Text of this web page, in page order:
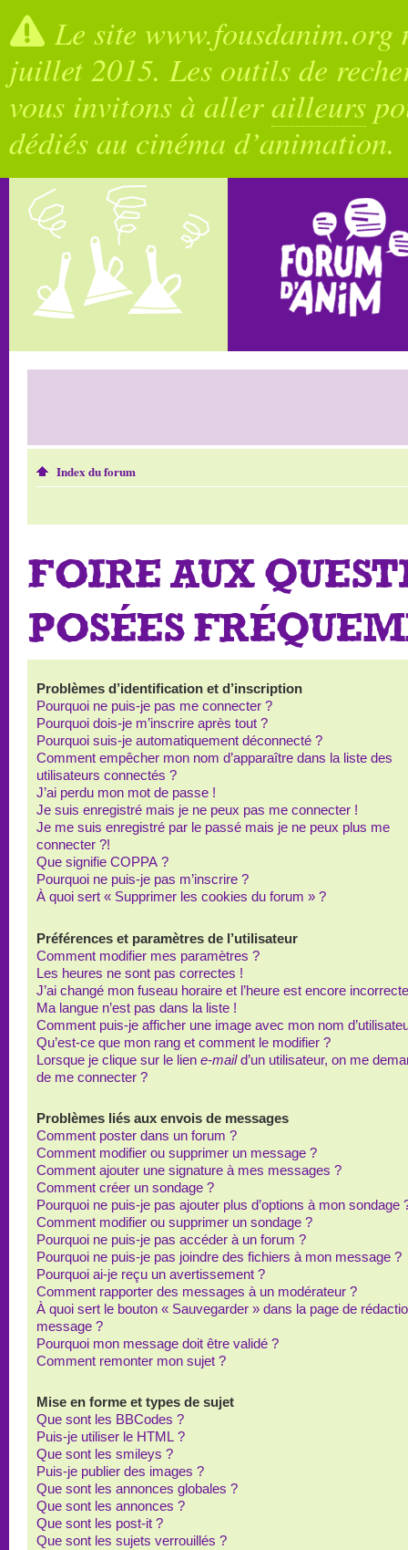
Le site
juillet 2015. Les outils de
vous invitons à allerailleurs
dédiés au cinéma d’animation.
Index du forum
FOIRE AUX
POSÉES
Problèmes d’identification et d’inscription
Pourquoi ne puis-je pas me connecter ?
Pourquoi dois-je m’inscrire après tout ?
Pourquoi suis-je automatiquement déconnecté ?
Comment empêcher mon nom d’apparaître dans la liste des
utilisateurs connectés ?
J’ai perdu mon mot de passe !
Je suis enregistré mais je ne peux pas me connecter !
Je me suis enregistré par le passé mais je ne peux plus me
connecter ?!
Que signifie COPPA ?
Pourquoi ne puis-je pas m’inscrire ?
À quoi sert « Supprimer les cookies du forum » ?
Préférences et paramètres de l’utilisateur
Comment modifier mes paramètres ?
Les heures ne sont pas correctes !
J’ai changé mon fuseau horaire et l’heure est encore
Ma langue n’est pas dans la liste !
Comment puis-je afficher une image avec mon nom
Qu’est-ce que mon rang et comment le modifier ?
Lorsque je clique sur le lien e-maild’un utilisateur, on me
de me connecter ?
Problèmes liés aux envois de messages
Comment poster dans un forum ?
Comment modifier ou supprimer un message ?
Comment ajouter une signature à mes messages ?
Comment créer un sondage ?
Pourquoi ne puis-je pas ajouter plus d’options à mon sondage
Comment modifier ou supprimer un sondage ?
Pourquoi ne puis-je pas accéder à un forum ?
Pourquoi ne puis-je pas joindre des fichiers à mon message ?
Pourquoi ai-je reçu un avertissement ?
Comment rapporter des messages à un modérateur ?
À quoi sert le bouton « Sauvegarder » dans la page de
message ?
Pourquoi mon message doit être validé ?
Comment remonter mon sujet ?
Mise en forme et types de sujet
Que sont les BBCodes ?
Puis-je utiliser le HTML ?
Que sont les smileys ?
Puis-je publier des images ?
Que sont les annonces globales ?
Que sont les annonces ?
Que sont les post-it ?
Que sont les sujets verrouillés ?